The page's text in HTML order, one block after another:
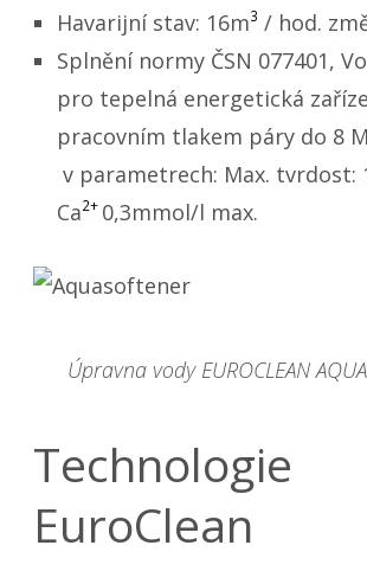
Havarijní stav: 16m3 / hod.
Splnění normy ČSN 077401,
pro tepelná energetická
pracovním tlakem páry do 8
v parametrech: Max. tvrdost:
Ca2+ 0,3mmol/l max.
Úpravna vody EUROCLEAN
Technologie
EuroClean